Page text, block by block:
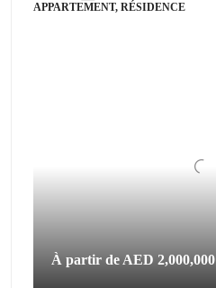
APPARTEMENT, RÉSIDENCE
À partir de AED 2,000,000